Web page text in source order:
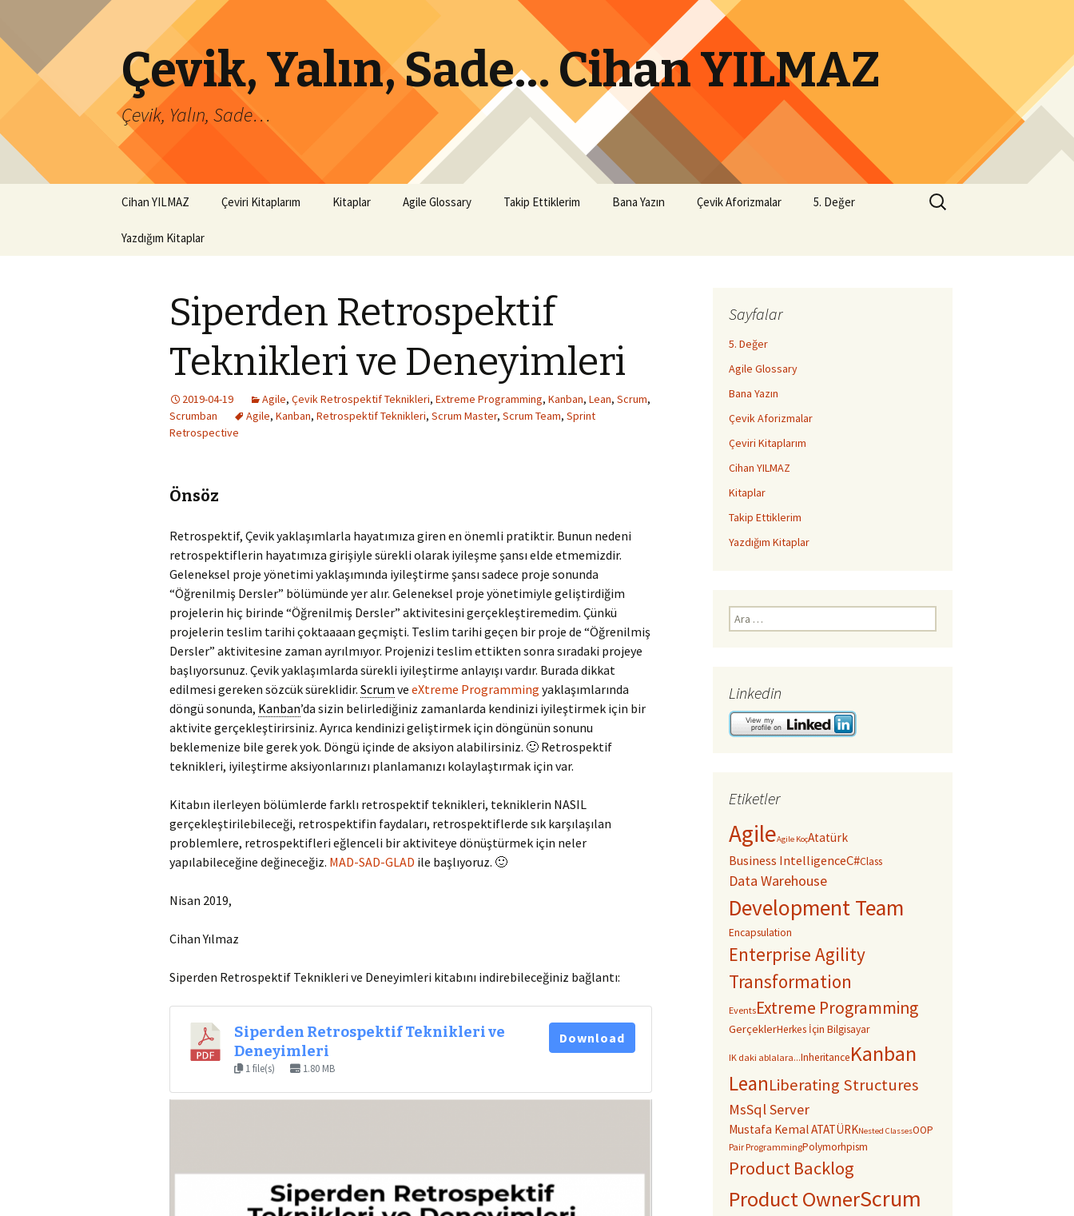
Çevik, Yalın, Sade… Cihan YILMAZ
Çevik, Yalın, Sade…
Cihan YILMAZ Çeviri Kitaplarım Kitaplar Agile Glossary Takip Ettiklerim Bana Yazın Çevik Aforizmalar 5. Değer
Yazdığım Kitaplar
Arama:
Siperden Retrospektif
Teknikleri ve Deneyimleri
2019-04-19 Agile, Çevik Retrospektif Teknikleri, Extreme Programming, Kanban, Lean, Scrum,
Scrumban
Agile, Kanban, Retrospektif Teknikleri, Scrum Master, Scrum Team, Sprint
Retrospective
Önsöz
Retrospektif, Çevik yaklaşımlarla hayatımıza giren en önemli pratiktir. Bunun nedeni
retrospektiflerin hayatımıza girişiyle sürekli olarak iyileşme şansı elde etmemizdir.
Geleneksel proje yönetimi yaklaşımında iyileştirme şansı sadece proje sonunda
“Öğrenilmiş Dersler” bölümünde yer alır. Geleneksel proje yönetimiyle geliştirdiğim
projelerin hiç birinde “Öğrenilmiş Dersler” aktivitesini gerçekleştiremedim. Çünkü
projelerin teslim tarihi çoktaaaan geçmişti. Teslim tarihi geçen bir proje de “Öğrenilmiş
Dersler” aktivitesine zaman ayrılmıyor. Projenizi teslim ettikten sonra sıradaki projeye
başlıyorsunuz. Çevik yaklaşımlarda sürekli iyileştirme anlayışı vardır. Burada dikkat
edilmesi gereken sözcük süreklidir. Scrum ve eXtreme Programming yaklaşımlarında
döngü sonunda, Kanban’da sizin belirlediğiniz zamanlarda kendinizi iyileştirmek için bir
aktivite gerçekleştirirsiniz. Ayrıca kendinizi geliştirmek için döngünün sonunu
beklemenize bile gerek yok. Döngü içinde de aksiyon alabilirsiniz. 🙂 Retrospektif
teknikleri, iyileştirme aksiyonlarınızı planlamanızı kolaylaştırmak için var.
Kitabın ilerleyen bölümlerde farklı retrospektif teknikleri, tekniklerin NASIL
gerçekleştirilebileceği, retrospektifin faydaları, retrospektiflerde sık karşılaşılan
problemlere, retrospektifleri eğlenceli bir aktiviteye dönüştürmek için neler
yapılabileceğine değineceğiz. MAD-SAD-GLAD ile başlıyoruz. 🙂
Nisan 2019,
Cihan Yılmaz
Siperden Retrospektif Teknikleri ve Deneyimleri kitabını indirebileceğiniz bağlantı:
Siperden Retrospektif Teknikleri ve
Deneyimleri
1 file(s) 1.80 MB
Download
Sayfalar
5. Değer
Agile Glossary
Bana Yazın
Çevik Aforizmalar
Çeviri Kitaplarım
Cihan YILMAZ
Kitaplar
Takip Ettiklerim
Yazdığım Kitaplar
Arama:
Linkedin
Etiketler
AgileAgile KoçAtatürk
Business IntelligenceC#Class
Data Warehouse
Development Team
Encapsulation
Enterprise Agility
Transformation
EventsExtreme Programming
GerçeklerHerkes İçin Bilgisayar
IK daki ablalara...InheritanceKanban
LeanLiberating Structures
MsSql Server
Mustafa Kemal ATATÜRKNested ClassesOOP
Pair ProgrammingPolymorhpism
Product Backlog
Product OwnerScrum